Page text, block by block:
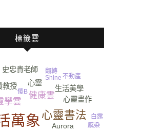
標籤雲
萬象心靈書法
健康雲
學雲
心靈
教授
心靈畫作
史忠貴老師
生活美學
Aurora
白露
翻轉
Shine 不動產
感染
傻B